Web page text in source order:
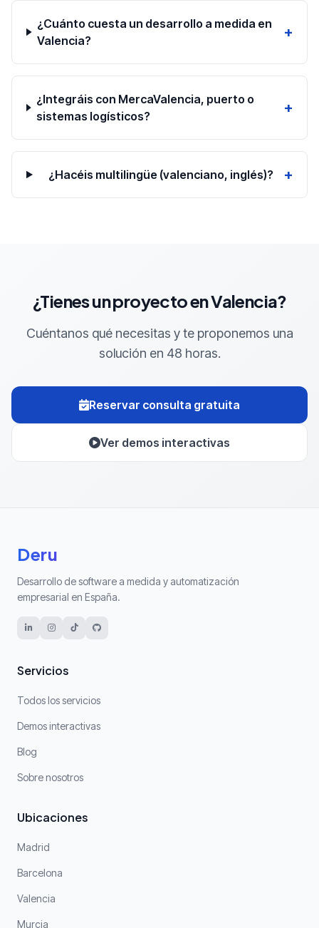
¿Cuánto cuesta un desarrollo a medida en
Valencia?
+
¿Integráis con MercaValencia, puerto o
sistemas logísticos?
+
¿Hacéis multilingüe (valenciano, inglés)? +
¿Tienes un proyecto en Valencia?
Cuéntanos qué necesitas y te proponemos una
solución en 48 horas.
Reservar consulta gratuita
Ver demos interactivas
Deru
Desarrollo de software a medida y automatización
empresarial en España.
Servicios
Todos los servicios
Demos interactivas
Blog
Sobre nosotros
Ubicaciones
Madrid
Barcelona
Valencia
Murcia